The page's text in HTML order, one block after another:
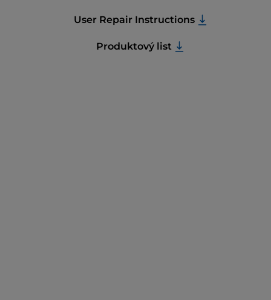
User Repair Instructions
Produktový list